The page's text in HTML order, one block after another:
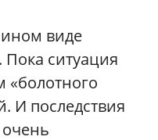
виде
Пока ситуация
«болотного
И последствия
очень